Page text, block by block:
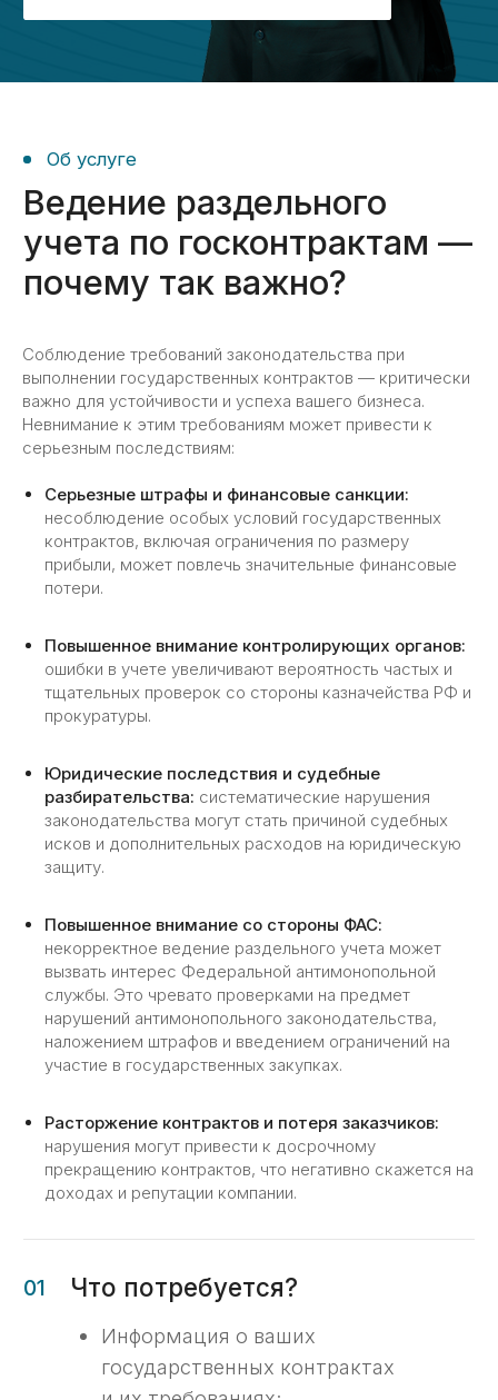
Соблюдение требований законодательства при
выполнении государственных контрактов — критически
важно для устойчивости и успеха вашего бизнеса.
Невнимание к этим требованиям может привести к
серьезным последствиям:
Серьезные штрафы и финансовые санкции:
несоблюдение особых условий государственных
контрактов, включая ограничения по размеру
прибыли, может повлечь значительные финансовые
потери.
Повышенное внимание контролирующих органов:
ошибки в учете увеличивают вероятность частых и
тщательных проверок со стороны казначейства РФ и
прокуратуры.
Юридические последствия и судебные
разбирательства: систематические нарушения
законодательства могут стать причиной судебных
исков и дополнительных расходов на юридическую
защиту.
Повышенное внимание со стороны ФАС:
некорректное ведение раздельного учета может
вызвать интерес Федеральной антимонопольной
службы. Это чревато проверками на предмет
нарушений антимонопольного законодательства,
наложением штрафов и введением ограничений на
участие в государственных закупках.
Расторжение контрактов и потеря заказчиков:
нарушения могут привести к досрочному
прекращению контрактов, что негативно скажется на
доходах и репутации компании.
выработки индивидуальных
решений и рекомендаций.
Полное соответствие требованиям
Отсутствие штрафов и успешное
госконтрактов;
Детализированная отчетность
по каждому госконтракту;
Укрепление доверия заказчиков
и партнёров.
Этапы работ
по раздельному учету
с нами:
Аудит бухгалтерии
текущей системы учета, чтобы
определить и согласовать объем
необходимых работ.
Проводим анализ и корректировку
учетной политики в соответствии
с требованиями вашей организации
Работа с учетной политикой
учета
корректного отражения расходов.
и правила списания расходов.
02
03